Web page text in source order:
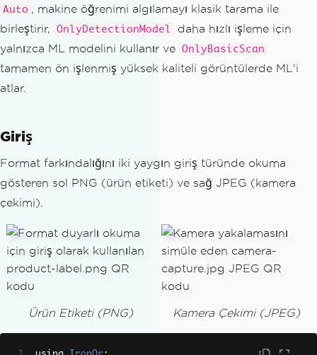
Auto , makine öğrenimi algılamayı klasik tarama ile
birleştirir,
OnlyDetectionModel
daha hızlı işleme için
yalnızca ML modelini kullanır ve OnlyBasicScan
tamamen ön işlenmiş yüksek kaliteli görüntülerde ML'i
atlar.
Giriş
Format farkındalığını iki yaygın giriş türünde okuma
gösteren sol PNG (ürün etiketi) ve sağ JPEG (kamera
çekimi).
Ürün Etiketi (PNG) Kamera Çekimi (JPEG)